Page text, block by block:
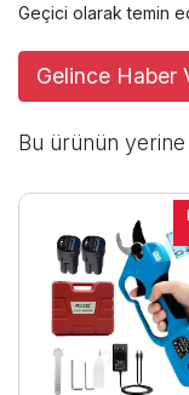
Geçici olarak temin
Gelince Haber
Bu ürünün